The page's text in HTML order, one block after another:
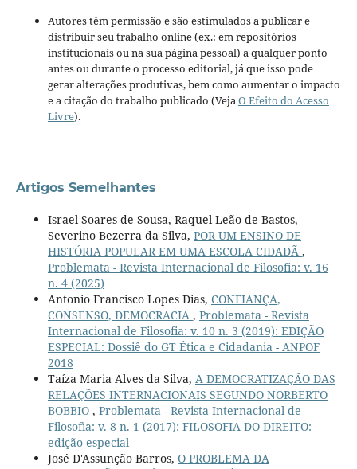
Autores têm permissão e são estimulados a publicar e
distribuir seu trabalho online (ex.: em repositórios
institucionais ou na sua página pessoal) a qualquer ponto
antes ou durante o processo editorial, já que isso pode
gerar alterações produtivas, bem como aumentar o impacto
e a citação do trabalho publicado (VejaO Efeito do Acesso
Livre).
Artigos Semelhantes
Israel Soares de Sousa, Raquel Leão de Bastos,
Severino Bezerra da Silva, POR UM ENSINO DE
HISTÓRIA POPULAR EM UMA ESCOLA CIDADÃ ,
Problemata - Revista Internacional de Filosofia: v. 16
n. 4 (2025)
Antonio Francisco Lopes Dias, CONFIANÇA,
CONSENSO, DEMOCRACIA , Problemata - Revista
Internacional de Filosofia: v. 10 n. 3 (2019): EDIÇÃO
ESPECIAL: Dossiê do GT Ética e Cidadania - ANPOF
2018
Taíza Maria Alves da Silva, A DEMOCRATIZAÇÃO DAS
RELAÇÕES INTERNACIONAIS SEGUNDO NORBERTO
BOBBIO , Problemata - Revista Internacional de
Filosofia: v. 8 n. 1 (2017): FILOSOFIA DO DIREITO:
edição especial
José D'Assunção Barros, O PROBLEMA DA